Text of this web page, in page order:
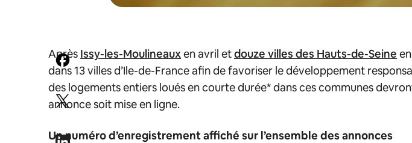
Après Issy-les-Moulineauxen avril etdouze villes des Hauts-de-Seine
dans 13 villes d’Ile-de-France afin de favoriser le développement
des logements entiers loués en courte durée* dans ces communes
annonce soit mise en ligne.
Un numéro d’enregistrement affiché sur l’ensemble des annonces